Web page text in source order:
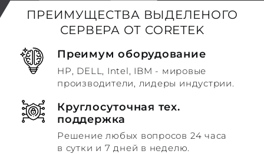
ПРЕИМУЩЕСТВА ВЫДЕЛЕНОГО
СЕРВЕРА ОТ CORETEK
Преимум оборудование
HP, DELL, Intel, IBM - мировые
производители, лидеры индустрии.
Круглосуточная тех.
поддержка
Решение любых вопросов 24 часа
в сутки и 7 дней в неделю.